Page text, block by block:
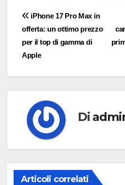
Navigazione
articoli
iPhone 17 Pro Max in
offerta: un ottimo prezzo
per il top di gamma di
Apple
Di
Articoli correlati